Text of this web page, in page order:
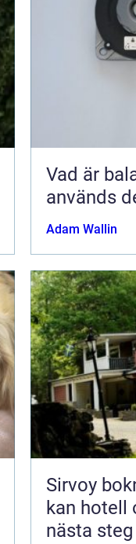
Vad är
används
Adam Wallin
Sirvoy
kan hotell
nästa steg